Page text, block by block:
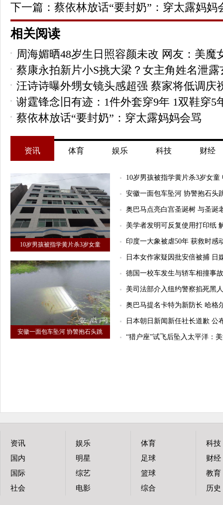
下一篇： 蔡依林放话“要封奶”：穿太露妈妈
相关阅读
周海媚晒48岁生日照容颜未改 网友：美魔
蔡康永拍新片小S挑大梁？女主角姓名泄露
汪诗诗曝外甥女镜头感超强 蔡家将低调庆
谢霆锋念旧有迹：1件外套穿9年 1双鞋穿5
蔡依林放话“要封奶”：穿太露妈妈会骂
资讯 体育 娱乐 科技 财经
10岁男孩被指学黄片杀3岁女童
安徽一面包车坠河 协警抱石头跳
10岁男孩被指学黄片杀3岁女童
安徽一面包车坠河 协警抱石头
奥巴马点亮白宫圣诞树 与圣诞
美学者发明可反复使用打印纸
印度一大象被虐50年 获救时感
日本女作家疑因批安倍被捕 日
德国一校车发生与轿车相撞事
美司法部介入纽约警察掐死黑
奥巴马提名卡特为新防长 哈格
日本朝日新闻新任社长道歉 公
“猎户座”试飞后坠入太平洋：
资讯
国内
国际
社会
娱乐
明星
综艺
电影
体育
足球
篮球
综合
科技
财经
教育
历史